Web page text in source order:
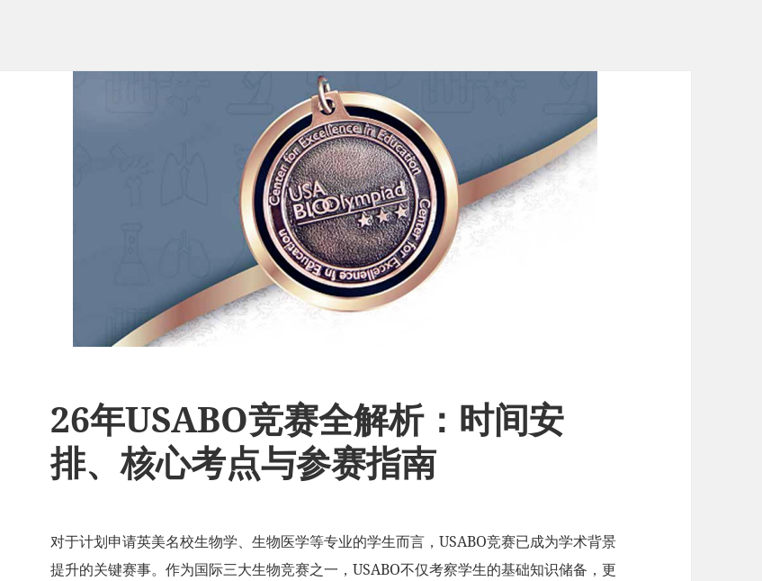
26年USABO竞赛全解析：时间安
排、核心考点与参赛指南
对于计划申请英美名校生物学、生物医学等专业的学生而言，USABO竞赛已成为学术背景
提升的关键赛事。作为国际三大生物竞赛之一，USABO不仅考察学生的基础知识储备，更